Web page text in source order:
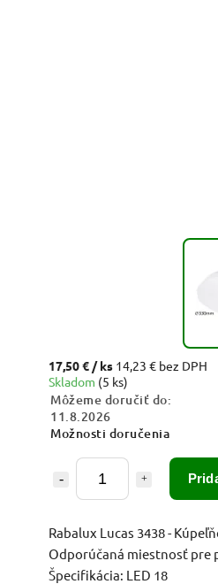
17,50 € / ks 14,23 € bez DPH
Skladom (5 ks)
Môžeme doručiť do:
11.8.2026
Možnosti doručenia
Rabalux Lucas 3438 -
Odporúčaná miestnosť pre
Špecifikácia: LED 18